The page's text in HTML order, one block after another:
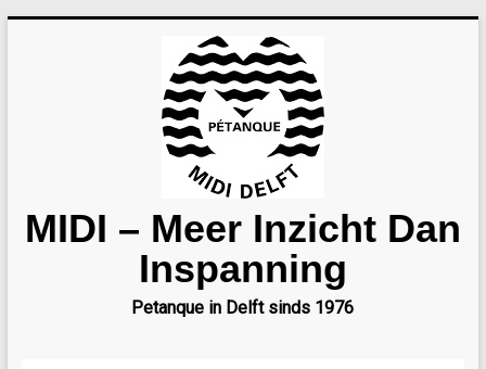
MIDI – Meer Inzicht Dan
Inspanning
Petanque in Delft sinds 1976